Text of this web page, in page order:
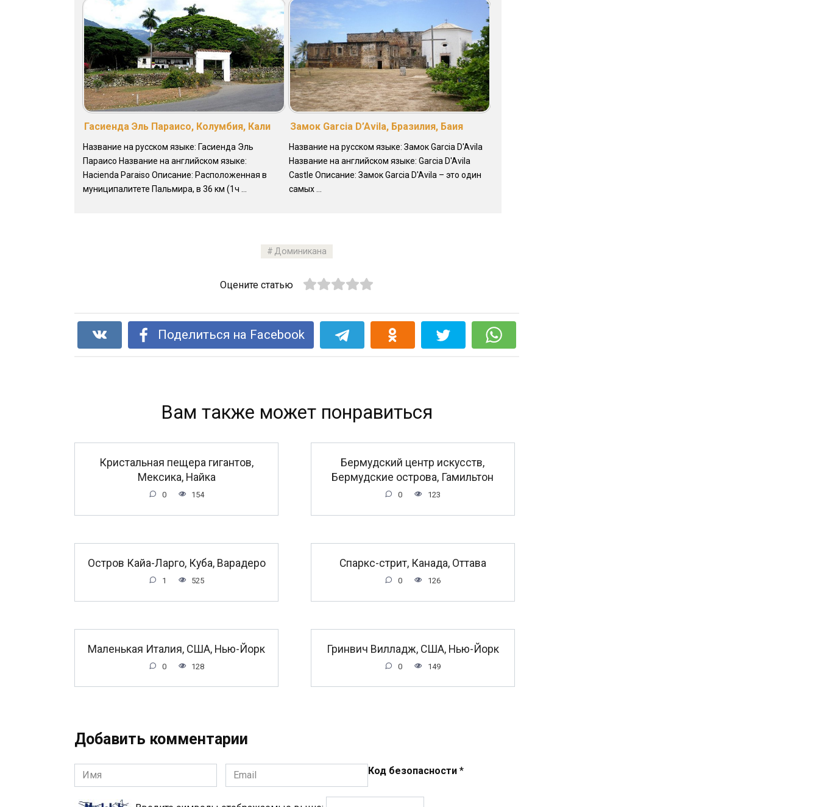
Гасиенда Эль Параисо, Колумбия, Кали
Название на русском языке: Гасиенда Эль
Параисо Название на английском языке:
Hacienda Paraiso Описание: Расположенная в
муниципалитете Пальмира, в 36 км (1ч ...
Замок Garcia D’Avila, Бразилия, Баия
Название на русском языке: Замок Garcia D'Avila
Название на английском языке: Garcia D'Avila
Castle Описание: Замок Garcia D'Avila – это один
самых ...
Доминикана
Оцените статью
Поделиться на Facebook
Вам также может понравиться
Кристальная пещера гигантов,
Мексика, Найка
0 154
Бермудский центр искусств,
Бермудские острова, Гамильтон
0 123
Остров Кайа-Ларго, Куба, Варадеро
1 525
Спаркс-стрит, Канада, Оттава
0 126
Маленькая Италия, США, Нью-Йорк
0 128
Гринвич Вилладж, США, Нью-Йорк
0 149
Добавить комментарии
Имя
*
Email
*
Код безопасности *